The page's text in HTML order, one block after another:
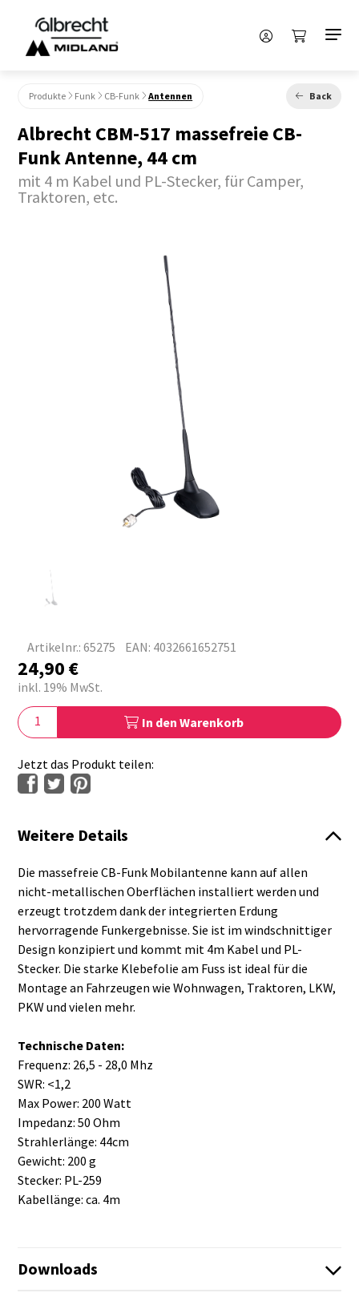
Produkte Funk CB-Funk Antennen Back
Albrecht CBM-517 massefreie CB-
Funk Antenne, 44 cm
mit 4 m Kabel und PL-Stecker, für Camper,
Traktoren, etc.
Artikelnr.: 65275 EAN: 4032661652751
24,90€
inkl. 19% MwSt.
In den Warenkorb
Jetzt das Produkt teilen:
Weitere Details
Die massefreie CB-Funk Mobilantenne kann auf allen
nicht-metallischen Oberflächen installiert werden und
erzeugt trotzdem dank der integrierten Erdung
hervorragende Funkergebnisse. Sie ist im windschnittiger
Design konzipiert und kommt mit 4m Kabel und PL-
Stecker. Die starke Klebefolie am Fuss ist ideal für die
Montage an Fahrzeugen wie Wohnwagen, Traktoren, LKW,
PKW und vielen mehr.
Technische Daten:
Frequenz: 26,5 - 28,0 Mhz
SWR: <1,2
Max Power: 200 Watt
Impedanz: 50 Ohm
Strahlerlänge: 44cm
Gewicht: 200 g
Stecker: PL-259
Kabellänge: ca. 4m
Downloads